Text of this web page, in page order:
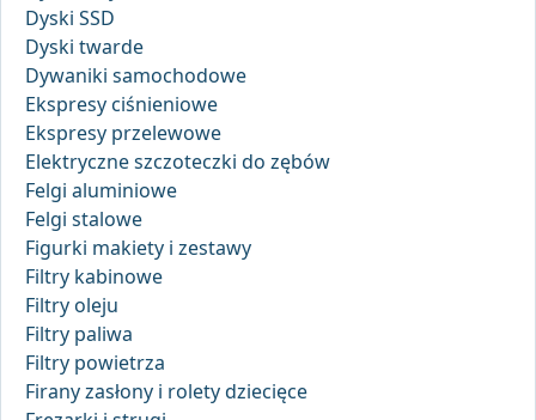
Dyski SSD
Dyski twarde
Dywaniki samochodowe
Ekspresy ciśnieniowe
Ekspresy przelewowe
Elektryczne szczoteczki do zębów
Felgi aluminiowe
Felgi stalowe
Figurki makiety i zestawy
Filtry kabinowe
Filtry oleju
Filtry paliwa
Filtry powietrza
Firany zasłony i rolety dziecięce